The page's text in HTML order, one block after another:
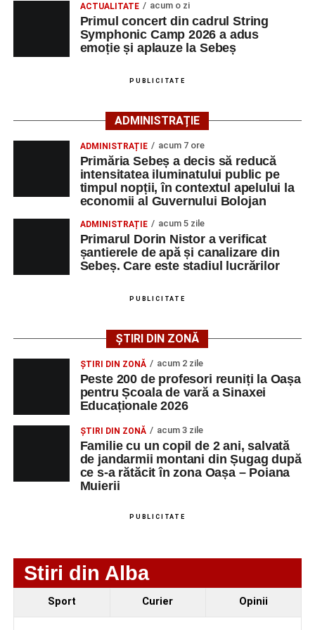
Adaugă-ne ca sursă preferată
Urmărește-ne pe Google News
Primăria Sebeș a decis să reducă intensitatea
iluminatului public pe timpul nopții, în contextul
apelului la economii al Guvernului Bolojan
Duminică, 23 august 2026, Râpa Roșie găzduiește
cea de-a III-a ediție a concursului „CicloAventurier
de Sebeș”
Primul concert din cadrul String Symphonic Camp
2026 a adus emoție și aplauze la Sebeș
participă, timp de o săptămână, la cursuri de
perfecționare, repetiții și activități artistice desfășurate sub
îndrumarea unor profesori și mentori.
au venit la Sebeș și au susținut un recital apreciat de
tinerilor muzicieni și munca depusă în cadrul taberei, iar
spectatorii au răsplătit prestațiile cu aplauze îndelungate.
Evenimentul face parte din programulString Symphonic
Camp 2026, proiect susținut de Rotary Club Alba Iulia
care urmărește să ofere tinerilor muzicieni oportunitatea
ACTUALITATE acum o zi
Primul concert din cadrul String
Symphonic Camp 2026 a adus
emoție și aplauze la Sebeș
PUBLICITATE
ADMINISTRAȚIE
ADMINISTRAȚIE acum 7 ore
Primăria Sebeș a decis să reducă
intensitatea iluminatului public pe
timpul nopții, în contextul apelului la
economii al Guvernului Bolojan
ADMINISTRAȚIE acum 5 zile
Primarul Dorin Nistor a verificat
șantierele de apă și canalizare din
Sebeș. Care este stadiul lucrărilor
PUBLICITATE
ȘTIRI DIN ZONĂ
ȘTIRI DIN ZONĂ acum 2 zile
Peste 200 de profesori reuniți la Oașa
pentru Școala de vară a Sinaxei
Educaționale 2026
ȘTIRI DIN ZONĂ acum 3 zile
Familie cu un copil de 2 ani, salvată
de jandarmii montani din Șugag după
ce s-a rătăcit în zona Oașa – Poiana
Muierii
PUBLICITATE
Stiri din Alba
Sport Curier Opinii